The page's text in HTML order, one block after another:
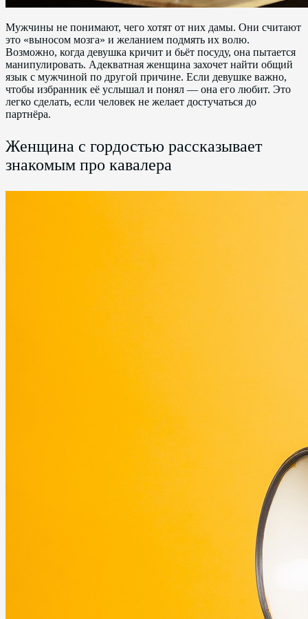
Мужчины не понимают, чего хотят от них дамы. Они считают
это «выносом мозга» и желанием подмять их волю.
Возможно, когда девушка кричит и бьёт посуду, она пытается
манипулировать. Адекватная женщина захочет найти общий
язык с мужчиной по другой причине. Если девушке важно,
чтобы избранник её услышал и понял — она его любит. Это
легко сделать, если человек не желает достучаться до
партнёра.
Женщина с гордостью рассказывает
знакомым про кавалера